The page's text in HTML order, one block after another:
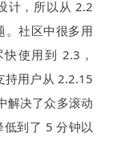
计，所以从 2.2
。社区中很多用
使用到 2.3，
持用户从 2.2.15
解决了众多滚动
到了 5 分钟以